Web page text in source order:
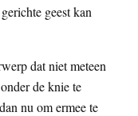
geest kan
dat niet meteen
de knie te
nu om ermee te